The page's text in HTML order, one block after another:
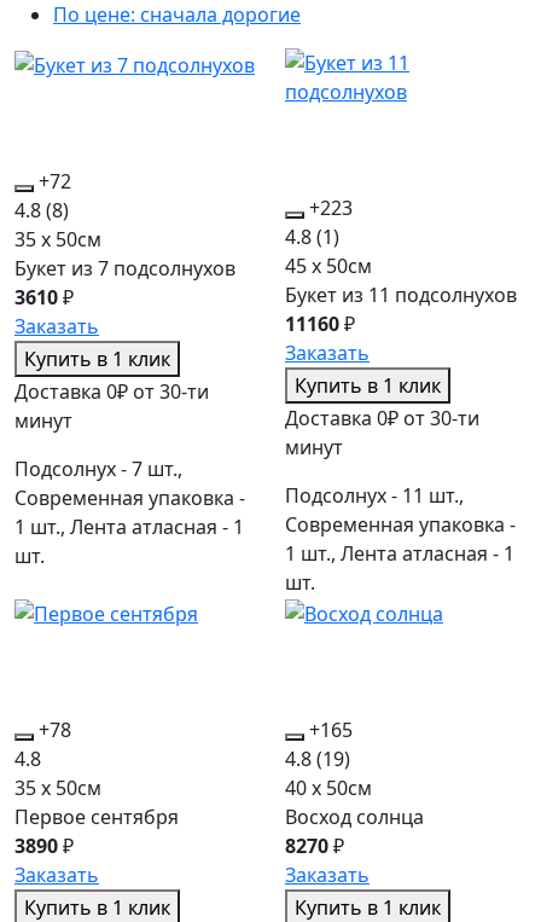
По цене: сначала дорогие
+72
4.8(8)
35 x 50см
Букет из 7 подсолнухов
3610₽
Заказать
Купить в 1 клик
Доставка 0₽ от 30-ти
минут
Подсолнух - 7 шт.,
Современная упаковка -
1 шт., Лента атласная - 1
шт.
+223
4.8(1)
45 x 50см
Букет из 11 подсолнухов
11160₽
Заказать
Купить в 1 клик
Доставка 0₽ от 30-ти
минут
Подсолнух - 11 шт.,
Современная упаковка -
1 шт., Лента атласная - 1
шт.
+78
4.8
35 x 50см
Первое сентября
3890₽
Заказать
Купить в 1 клик
+165
4.8(19)
40 x 50см
Восход солнца
8270₽
Заказать
Купить в 1 клик